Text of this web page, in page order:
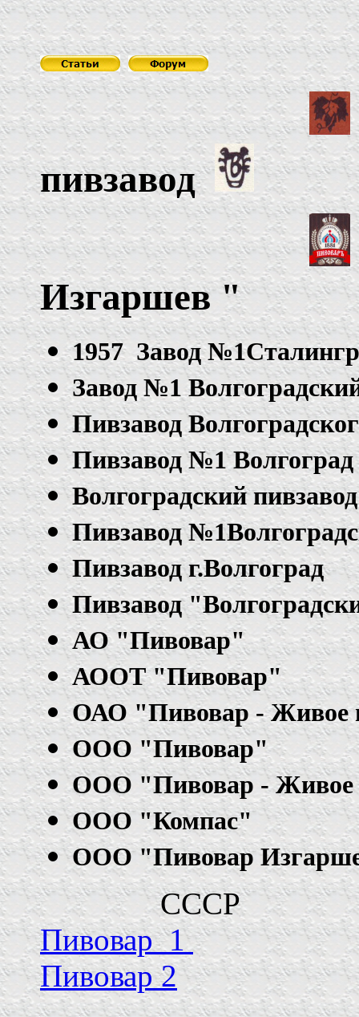
пивзавод
Изгаршев"
1957 Завод
Завод №1
Пивзавод
Пивзавод №1 Волгоград
Волгоградский
Пивзавод
Пивзавод г.Волгоград
Пивзавод
АО "Пивовар"
АООТ "Пивовар"
ОАО "Пивовар - Живое
ООО "Пивовар"
ООО "Пивовар -
ООО "Компас"
ООО "Пивовар
Пивовар 1
Пивовар 2